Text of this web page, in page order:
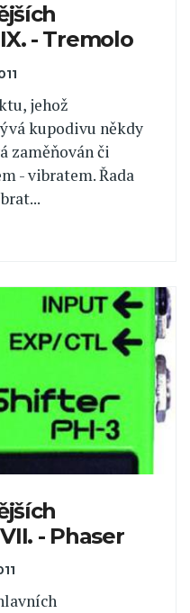
- Tremolo
jehož
kupodivu někdy
zaměňován či
- vibratem. Řada
- Phaser